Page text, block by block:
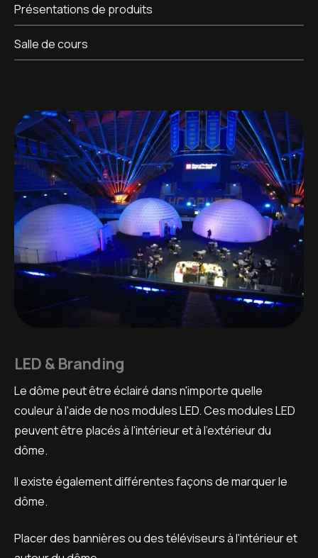
Présentations de produits
Salle de cours
LED & Branding
Le dôme peut être éclairé dans n'importe quelle
couleur à l'aide de nos modules LED. Ces modules LED
peuvent être placés à l'intérieur et à l'extérieur du
dôme.
Il existe également différentes façons de marquer le
dôme.
Placer des bannières ou des téléviseurs à l'intérieur et